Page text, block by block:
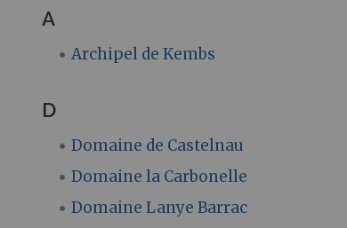
A
Archipel de Kembs
D
Domaine de Castelnau
Domaine la Carbonelle
Domaine Lanye Barrac